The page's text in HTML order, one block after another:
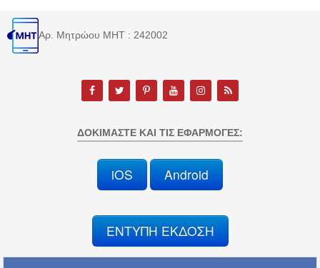
Αρ. Μητρώου MHT : 242002
ΔΟΚΙΜΆΣΤΕ ΚΑΙ ΤΙΣ ΕΦΑΡΜΟΓΈΣ:
iOS Android
ΕΝΤΥΠΗ ΕΚΔΟΣΗ